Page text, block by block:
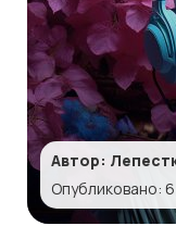
Автор:
Опубликовано: